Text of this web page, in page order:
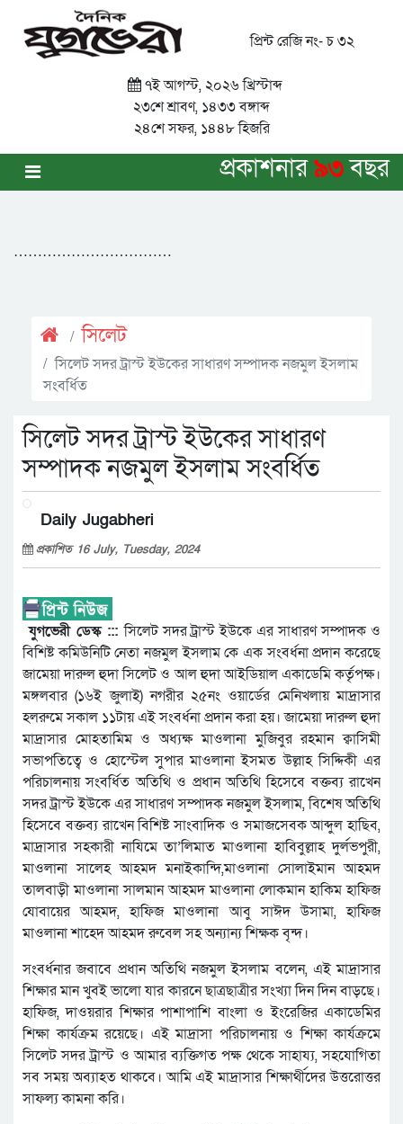
প্রিন্ট রেজি নং- চ ৩২
৭ই আগস্ট, ২০২৬ খ্রিস্টাব্দ
২৩শে শ্রাবণ, ১৪৩৩ বঙ্গাব্দ
২৪শে সফর, ১৪৪৮ হিজরি
প্রকাশনার৯৩বছর
……………………………
সিলেট
সিলেট সদর ট্রাস্ট ইউকের সাধারণ সম্পাদক নজমুল ইসলাম
সংবর্ধিত
সিলেট সদর ট্রাস্ট ইউকের সাধারণ
সম্পাদক নজমুল ইসলাম সংবর্ধিত
Daily Jugabheri
প্রকাশিত 16 July, Tuesday, 2024
যুগভেরী ডেস্ক :::সিলেট সদর ট্রাস্ট ইউকে এর সাধারণ সম্পাদক ও
বিশিষ্ট কমিউনিটি নেতা নজমুল ইসলাম কে এক সংবর্ধনা প্রদান করেছে
জামেয়া দারুল হুদা সিলেট ও আল হুদা আইডিয়াল একাডেমি কর্তৃপক্ষ।
মঙ্গলবার (১৬ই জুলাই) নগরীর ২৫নং ওয়ার্ডের মেনিখলায় মাদ্রাসার
হলরুমে সকাল ১১টায় এই সংবর্ধনা প্রদান করা হয়। জামেয়া দারুল হুদা
মাদ্রাসার মোহতামিম ও অধ্যক্ষ মাওলানা মুজিবুর রহমান ক্বাসিমী
সভাপতিত্বে ও হোস্টেল সুপার মাওলানা ইসমত উল্লাহ সিদ্দিকী এর
পরিচালনায় সংবর্ধিত অতিথি ও প্রধান অতিথি হিসেবে বক্তব্য রাখেন
সদর ট্রাস্ট ইউকে এর সাধারণ সম্পাদক নজমুল ইসলাম, বিশেষ অতিথি
হিসেবে বক্তব্য রাখেন বিশিষ্ট সাংবাদিক ও সমাজসেবক আব্দুল হাছিব,
মাদ্রাসার সহকারী নাযিমে তা’লিমাত মাওলানা হাবিবুল্লাহ দুর্লভপুরী,
মাওলানা সালেহ আহমদ মনাইকান্দি,মাওলানা সোলাইমান আহমদ
তালবাড়ী মাওলানা সালমান আহমদ মাওলানা লোকমান হাকিম হাফিজ
যোবায়ের আহমদ, হাফিজ মাওলানা আবু সাঈদ উসামা, হাফিজ
মাওলানা শাহেদ আহমদ রুবেল সহ অন্যান্য শিক্ষক বৃন্দ।
সংবর্ধনার জবাবে প্রধান অতিথি নজমুল ইসলাম বলেন, এই মাদ্রাসার
শিক্ষার মান খুবই ভালো যার কারনে ছাত্রছাত্রীর সংখ্যা দিন দিন বাড়ছে।
হাফিজ, দাওয়রার শিক্ষার পাশাপাশি বাংলা ও ইংরেজির একাডেমির
শিক্ষা কার্যক্রম রয়েছে। এই মাদ্রাসা পরিচালনায় ও শিক্ষা কার্যক্রমে
সিলেট সদর ট্রাস্ট ও আমার ব্যক্তিগত পক্ষ থেকে সাহায্য, সহযোগিতা
সব সময় অব্যাহত থাকবে। আমি এই মাদ্রাসার শিক্ষার্থীদের উত্তরোত্তর
সাফল্য কামনা করি।